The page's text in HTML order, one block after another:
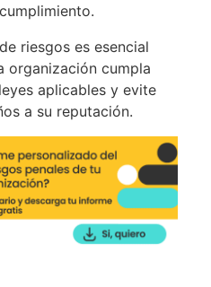
riesgos es esencial
organización cumpla
aplicables y evite
a su reputación.